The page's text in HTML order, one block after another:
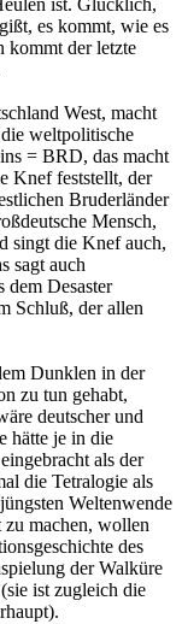
ist. Glücklich,
es kommt, wie es
kommt der letzte
West, macht
weltpolitische
= BRD, das macht
Knef feststellt, der
Bruderländer
Mensch,
singt die Knef auch,
sagt auch
dem Desaster
Schluß, der allen
Dunklen in der
zu tun gehabt,
deutscher und
hätte je in die
als der
die Tetralogie als
Weltenwende
zu machen, wollen
des
der Walküre
ist zugleich die